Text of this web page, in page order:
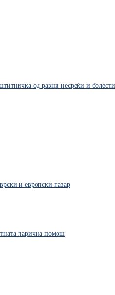
од разни несреќи и болести
и европски пазар
парична помош